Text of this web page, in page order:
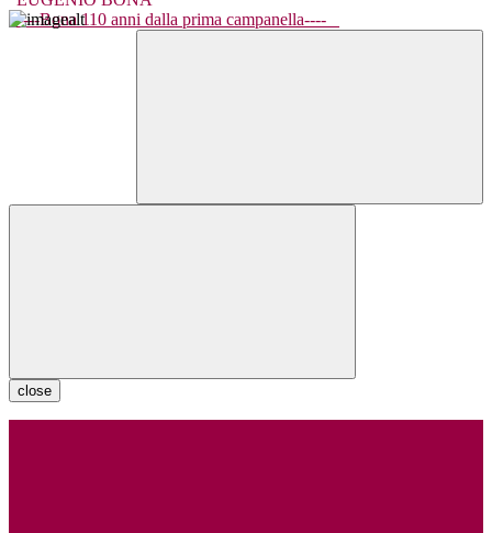
----Bona 110 anni dalla prima campanella----
close